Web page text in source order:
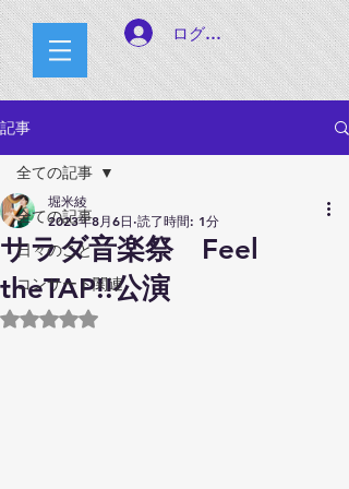
ログイン
記事
全ての記事
日々のこと
コンサート関連
全ての記事
サラダ音楽祭 Feel
theTAP!!公演
堀米綾
2023年8月6日 読了時間: 1分
5つ星のうちNaNと評価されています。